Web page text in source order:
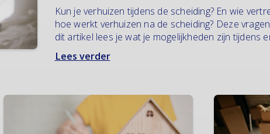
Kun je verhuizen tijdens de scheiding? En wie
hoe werkt verhuizen na de scheiding? Deze
dit artikel lees je wat je mogelijkheden zijn tijdens
Lees verder